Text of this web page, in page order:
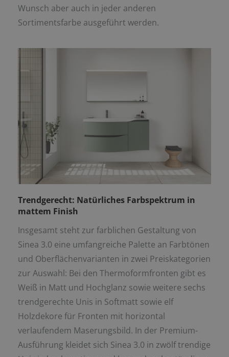
Wunsch aber auch in jeder anderen
Sortimentsfarbe ausgeführt werden.
Trendgerecht: Natürliches Farbspektrum in
mattem Finish
Insgesamt steht zur farblichen Gestaltung von
Sinea 3.0 eine umfangreiche Palette an Farbtönen
und Oberflächenvarianten in zwei Preiskategorien
zur Auswahl: Bei den Thermoformfronten gibt es
Weiß in Matt und Hochglanz sowie weitere sechs
trendgerechte Unis in Softmatt sowie elf
Holzdekore für Fronten mit horizontal
verlaufendem Maserungsbild. In der Premium-
Ausführung kleidet sich Sinea 3.0 in zwölf trendige